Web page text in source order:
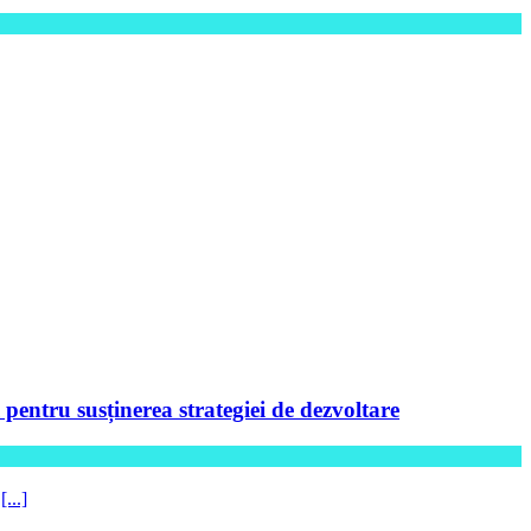
susținerea strategiei de dezvoltare
[...]